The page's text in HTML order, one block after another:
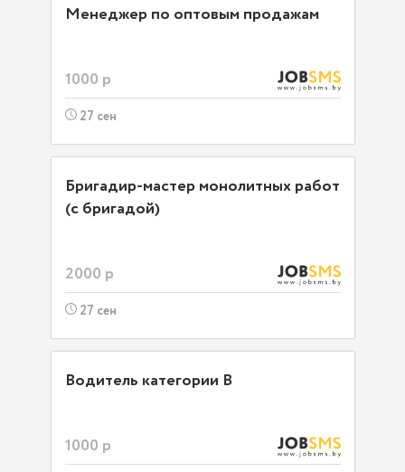
Менеджер по оптовым продажам
1000 р
27 сен
Бригадир-мастер монолитных работ
(с бригадой)
2000 р
27 сен
Водитель категории B
1000 р